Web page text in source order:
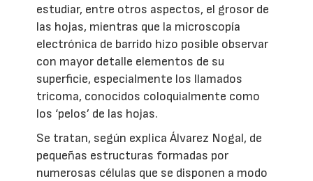
estudiar, entre otros aspectos, el grosor de
las hojas, mientras que la microscopía
electrónica de barrido hizo posible observar
con mayor detalle elementos de su
superficie, especialmente los llamados
tricoma, conocidos coloquialmente como
los ‘pelos’ de las hojas.
Se tratan, según explica Álvarez Nogal, de
pequeñas estructuras formadas por
numerosas células que se disponen a modo